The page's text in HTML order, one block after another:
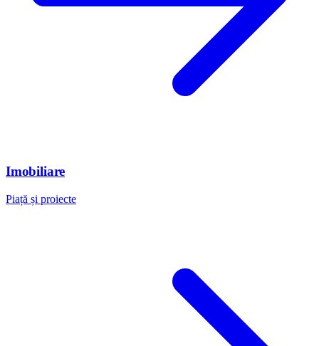
Imobiliare
Piață și proiecte